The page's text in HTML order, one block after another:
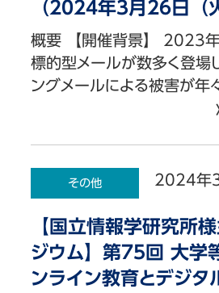
（2024年3月26日（
概要 【開催背景】 2023
標的型メールが数多く登場
ングメールによる被害が年
その他 2024年
【国立情報学研究所
ジウム】第75回 大学
ンライン教育とデジタ